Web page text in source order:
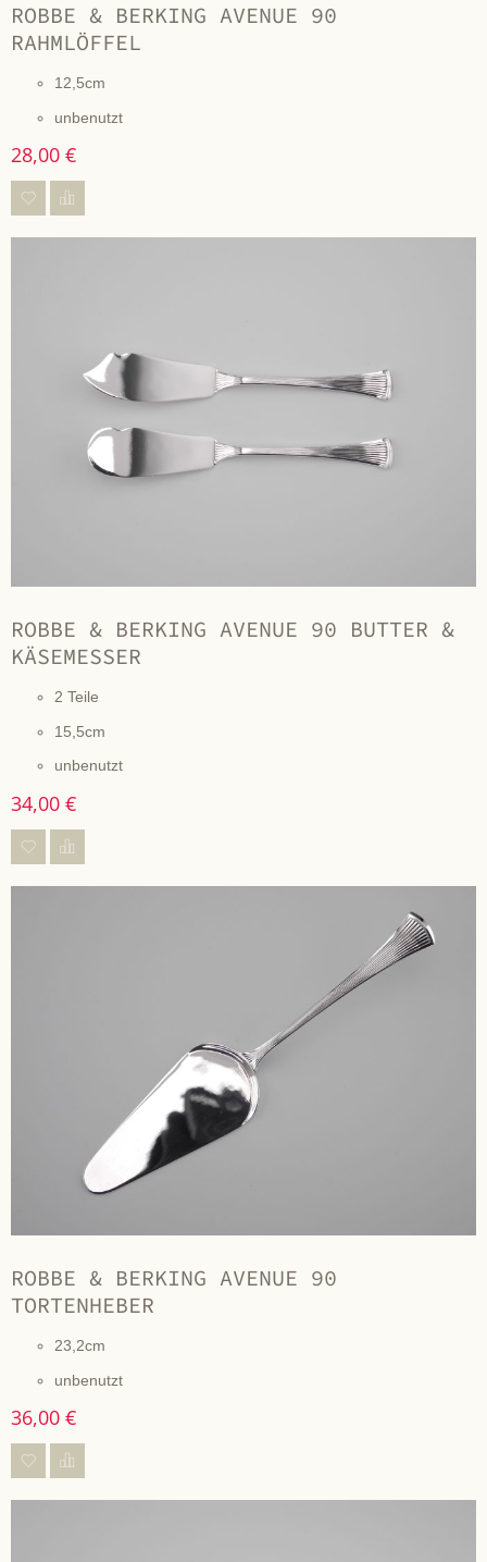
ROBBE & BERKING AVENUE 90
RAHMLÖFFEL
12,5cm
unbenutzt
28,00 €
ROBBE & BERKING AVENUE 90 BUTTER &
KÄSEMESSER
2 Teile
15,5cm
unbenutzt
34,00 €
ROBBE & BERKING AVENUE 90
TORTENHEBER
23,2cm
unbenutzt
36,00 €